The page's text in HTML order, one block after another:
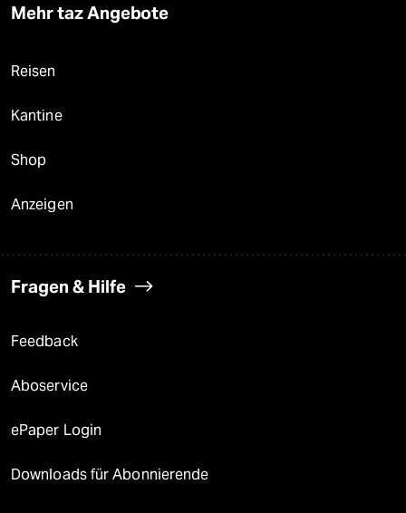
Mehr taz Angebote
Reisen
Kantine
Shop
Anzeigen
Fragen & Hilfe
Feedback
Aboservice
ePaper Login
Downloads für Abonnierende